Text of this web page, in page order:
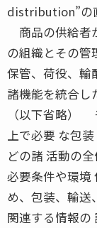
distribution”の
商品の供給者
の組織とその管
保管、荷役、輸
諸機能を統合し
（以下省略）
上で必要 な包
どの諸 活動の
必要条件や環境
め、包装、輸送
関連する情報の